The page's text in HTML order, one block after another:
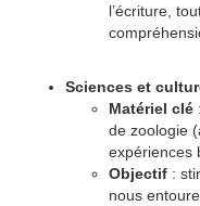
l’écriture,
Sciences et
Matériel clé
de zoologie
expériences
Objectif :
nous